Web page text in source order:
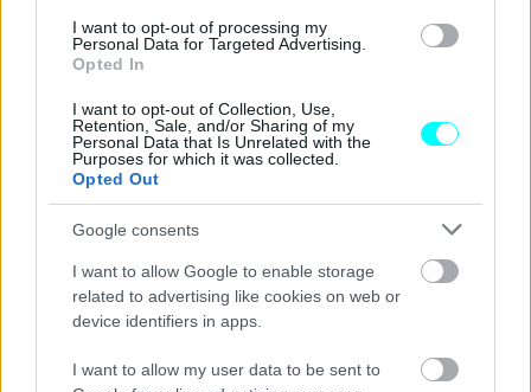
I want to opt-out of processing my
Personal Data for Targeted Advertising.
Opted In
I want to opt-out of Collection, Use,
Retention, Sale, and/or Sharing of my
Personal Data that Is Unrelated with the
Purposes for which it was collected.
Opted Out
Google consents
I want to allow Google to enable storage
related to advertising like cookies on web or
device identifiers in apps.
I want to allow my user data to be sent to
γράμματα CUPRA σε σκούρο χρώμιοσυμπληρώνουν
ένα look που αποπνέει δυναμισμό. Η παλέτα των
χρωμάτων περιλαμβάνει μεταλλικές και ματ αποχρώσεις
(Midnight Black, Dark Void, Magnetic Tech Matt, Century
Bronze Matt και Enceladus Grey Matt) προσδίδοντας στη
νέα έκδοση μια ξεχωριστή παρουσία στον δρόμο.
Στο εσωτερικό, η φιλοσοφία της CUPRA εξελίσσεται με
έμφαση στην τεχνολογία, τη σπορτίφ κομψότητα και την
ψηφιακή εμπειρία. Ο ambient φωτισμός, οι λεπτομέρειες
με λογότυπα CUPRA και φυσικάτα CUP Bucket